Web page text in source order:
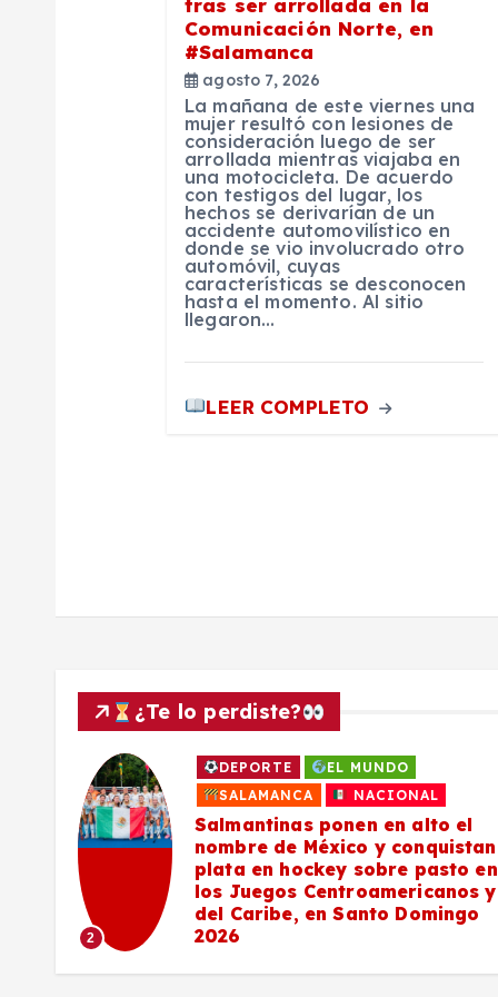
tras ser arrollada en la
Comunicación Norte, en
#Salamanca
agosto 7, 2026
La mañana de este viernes una
mujer resultó con lesiones de
consideración luego de ser
arrollada mientras viajaba en
una motocicleta. De acuerdo
con testigos del lugar, los
hechos se derivarían de un
accidente automovilístico en
donde se vio involucrado otro
automóvil, cuyas
características se desconocen
hasta el momento. Al sitio
llegaron…
LEER COMPLETO
¿Te lo perdiste?
2
DEPORTE
EL MUNDO
SALAMANCA
NACIONAL
Salmantinas ponen en alto el
nombre de México y conquistan
plata en hockey sobre pasto en
los Juegos Centroamericanos y
del Caribe, en Santo Domingo
2026